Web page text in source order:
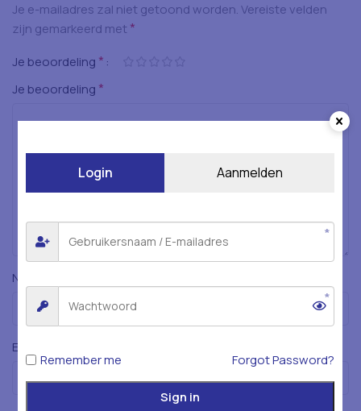
Je e-mailadres zal niet getoond worden.Vereiste velden
zijn gemarkeerd met *
Je beoordeling *
Je beoordeling *
Naam
E-mail
Login Aanmelden
Remember me Forgot Password?
Sign in